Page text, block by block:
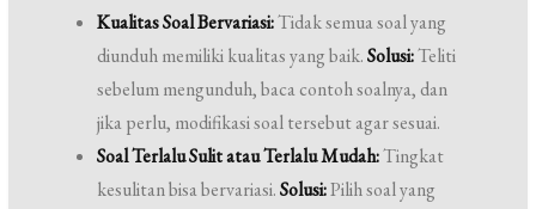
Kualitas Soal Bervariasi:Tidak semua soal yang
diunduh memiliki kualitas yang baik.Solusi:Teliti
sebelum mengunduh, baca contoh soalnya, dan
jika perlu, modifikasi soal tersebut agar sesuai.
Soal Terlalu Sulit atau Terlalu Mudah:Tingkat
kesulitan bisa bervariasi.Solusi:Pilih soal yang